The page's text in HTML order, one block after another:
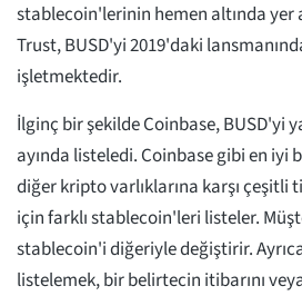
stablecoin'lerinin hemen altında yer
Trust, BUSD'yi 2019'daki
işletmektedir.
İlginç bir şekilde Coinbase, BUSD'yi
ayında listeledi. Coinbase gibi en iyi
diğer kripto varlıklarına karşı
için farklı stablecoin'leri listeler.
stablecoin'i diğeriyle değiştirir.
listelemek, bir belirtecin itibarını